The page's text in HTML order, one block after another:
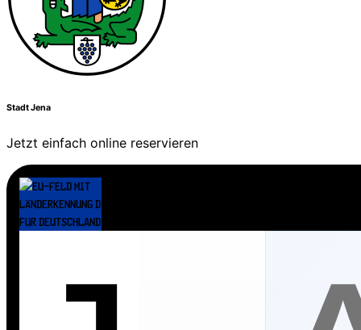
Stadt Jena
Jetzt einfach online reservieren